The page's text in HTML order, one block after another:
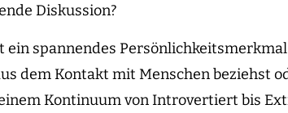
Diskussion?
ein spannendes
dem Kontakt mit Menschen beziehst
Kontinuum von Introvertiert bis